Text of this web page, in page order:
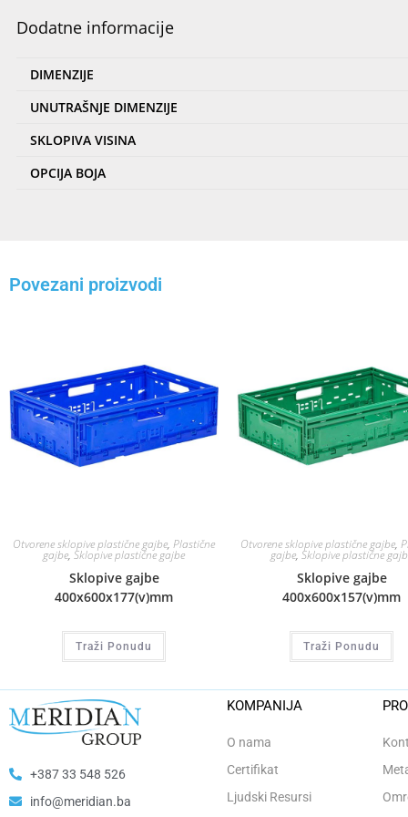
Dodatne informacije
DIMENZIJE
UNUTRAŠNJE DIMENZIJE
SKLOPIVA VISINA
OPCIJA BOJA
Povezani proizvodi
Otvorene sklopive plastične gajbe, Plastične
gajbe, Sklopive plastične gajbe
Sklopive gajbe
400x600x177(v)mm
Traži Ponudu
Otvorene sklopive plastične gajbe,
gajbe, Sklopive plastične
Sklopive gajbe
400x600x157(v)mm
Traži Ponudu
+387 33 548 526
info@meridian.ba
KOMPANIJA
O nama
Certifikat
Ljudski Resursi